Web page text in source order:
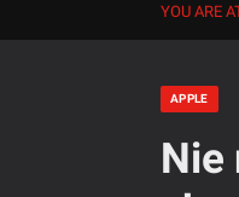
YOU ARE
APPLE
Nie